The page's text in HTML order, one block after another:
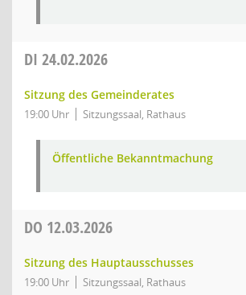
DI 24.02.2026
Sitzung des Gemeinderates
19:00 Uhr Sitzungssaal, Rathaus
Öffentliche Bekanntmachung
DO 12.03.2026
Sitzung des Hauptausschusses
19:00 Uhr Sitzungssaal, Rathaus